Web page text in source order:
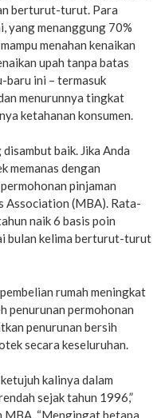
berturut-turut. Para
yang menanggung 70%
menahan kenaikan
upah tanpa batas
baru ini – termasuk
menurunnya tingkat
ketahanan konsumen.
baik. Jika Anda
memanas dengan
pinjaman
Association (MBA). Rata-
naik 6 basis poin
bulan kelima berturut-turut
rumah meningkat
penurunan permohonan
penurunan bersih
secara keseluruhan.
kalinya dalam
sejak tahun 1996,”
MBA. “Mengingat betapa